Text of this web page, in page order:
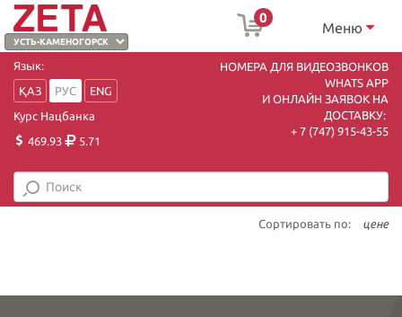
0
Меню
Язык:
ҚАЗ
РУС
ENG
Курс Нацбанка
469.93
5.71
НОМЕРА ДЛЯ ВИДЕОЗВОНКОВ
WHATS APP
И ОНЛАЙН ЗАЯВОК НА
ДОСТАВКУ:
+ 7 (747) 915-43-55
Сортировать по: цене